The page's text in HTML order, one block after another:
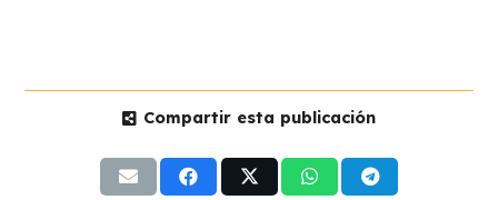
Compartir esta publicación